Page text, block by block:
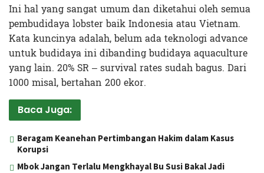
Ini hal yang sangat umum dan diketahui oleh semua
pembudidaya lobster baik Indonesia atau Vietnam.
Kata kuncinya adalah, belum ada teknologi advance
untuk budidaya ini dibanding budidaya aquaculture
yang lain. 20% SR – survival rates sudah bagus. Dari
1000 misal, bertahan 200 ekor.
Baca Juga:
Beragam Keanehan Pertimbangan Hakim dalam Kasus
Korupsi
Mbok Jangan Terlalu Mengkhayal Bu Susi Bakal Jadi